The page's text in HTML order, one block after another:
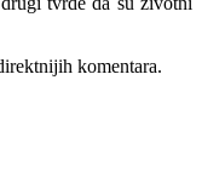
komentara.